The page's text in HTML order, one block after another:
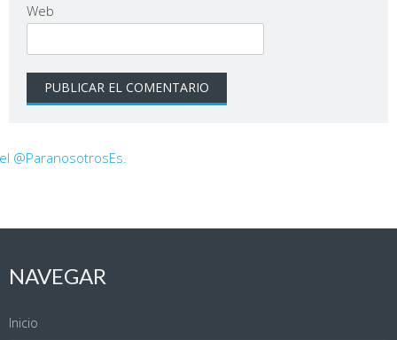
Web
@ParanosotrosEs.
NAVEGAR
Inicio